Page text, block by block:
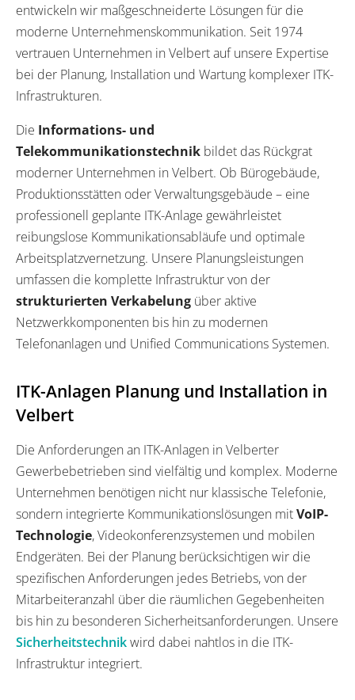
entwickeln wir maßgeschneiderte Lösungen für die
moderne Unternehmenskommunikation. Seit 1974
vertrauen Unternehmen in Velbert auf unsere Expertise
bei der Planung, Installation und Wartung komplexer ITK-
Infrastrukturen.
Die Informations- und
Telekommunikationstechnik bildet das Rückgrat
moderner Unternehmen in Velbert. Ob Bürogebäude,
Produktionsstätten oder Verwaltungsgebäude – eine
professionell geplante ITK-Anlage gewährleistet
reibungslose Kommunikationsabläufe und optimale
Arbeitsplatzvernetzung. Unsere Planungsleistungen
umfassen die komplette Infrastruktur von der
strukturierten Verkabelung über aktive
Netzwerkkomponenten bis hin zu modernen
Telefonanlagen und Unified Communications Systemen.
ITK-Anlagen Planung und Installation in
Velbert
Die Anforderungen an ITK-Anlagen in Velberter
Gewerbebetrieben sind vielfältig und komplex. Moderne
Unternehmen benötigen nicht nur klassische Telefonie,
sondern integrierte Kommunikationslösungen mitVoIP-
Technologie, Videokonferenzsystemen und mobilen
Endgeräten. Bei der Planung berücksichtigen wir die
spezifischen Anforderungen jedes Betriebs, von der
Mitarbeiteranzahl über die räumlichen Gegebenheiten
bis hin zu besonderen Sicherheitsanforderungen. Unsere
Sicherheitstechnikwird dabei nahtlos in die ITK-
Infrastruktur integriert.